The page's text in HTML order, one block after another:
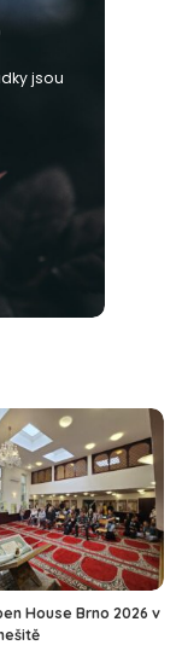
jsou
House Brno 2026 v